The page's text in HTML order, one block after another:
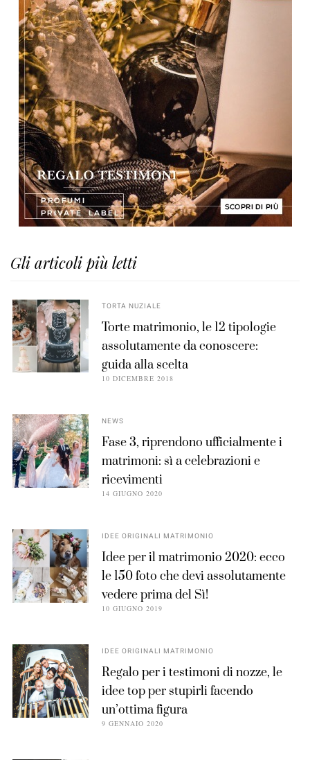
Gli articoli più letti
TORTA NUZIALE
Torte matrimonio, le 12 tipologie
assolutamente da conoscere:
guida alla scelta
10 DICEMBRE 2018
NEWS
Fase 3, riprendono ufficialmente i
matrimoni: sì a celebrazioni e
ricevimenti
14 GIUGNO 2020
IDEE ORIGINALI MATRIMONIO
Idee per il matrimonio 2020: ecco
le 150 foto che devi assolutamente
vedere prima del Sì!
10 GIUGNO 2019
IDEE ORIGINALI MATRIMONIO
Regalo per i testimoni di nozze, le
idee top per stupirli facendo
un’ottima figura
9 GENNAIO 2020